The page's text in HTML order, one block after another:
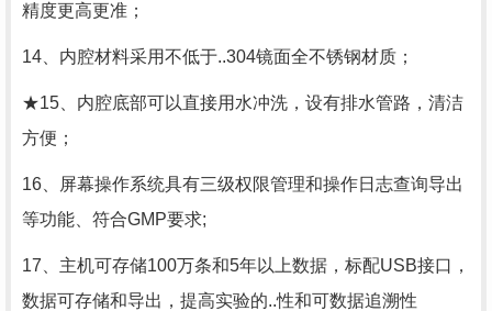
精度更高更准；
14、内腔材料采用不低于..304镜面全不锈钢材质；
★15、内腔底部可以直接用水冲洗，设有排水管路，清洁
方便；
16、屏幕操作系统具有三级权限管理和操作日志查询导出
等功能、符合GMP要求;
17、主机可存储100万条和5年以上数据，标配USB接口，
数据可存储和导出，提高实验的..性和可数据追溯性